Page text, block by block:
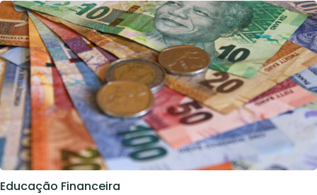
Educação Financeira